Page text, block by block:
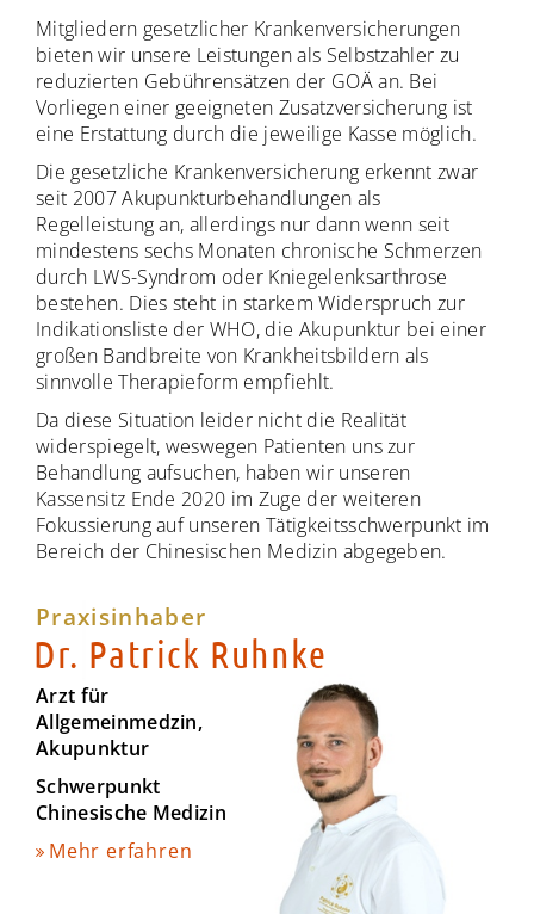
Mitgliedern gesetzlicher Krankenversicherungen
bieten wir unsere Leistungen als Selbstzahler zu
reduzierten Gebührensätzen der GOÄ an. Bei
Vorliegen einer geeigneten Zusatzversicherung ist
eine Erstattung durch die jeweilige Kasse möglich.
Die gesetzliche Krankenversicherung erkennt zwar
seit 2007 Akupunkturbehandlungen als
Regelleistung an, allerdings nur dann wenn seit
mindestens sechs Monaten chronische Schmerzen
durch LWS-Syndrom oder Kniegelenksarthrose
bestehen. Dies steht in starkem Widerspruch zur
Indikationsliste der WHO, die Akupunktur bei einer
großen Bandbreite von Krankheitsbildern als
sinnvolle Therapieform empfiehlt.
Da diese Situation leider nicht die Realität
widerspiegelt, weswegen Patienten uns zur
Behandlung aufsuchen, haben wir unseren
Kassensitz Ende 2020 im Zuge der weiteren
Fokussierung auf unseren Tätigkeitsschwerpunkt im
Bereich der Chinesischen Medizin abgegeben.
Praxisinhaber
Dr. Patrick Ruhnke
Arzt für
Allgemeinmedzin,
Akupunktur
Schwerpunkt
Chinesische Medizin
Mehr erfahren